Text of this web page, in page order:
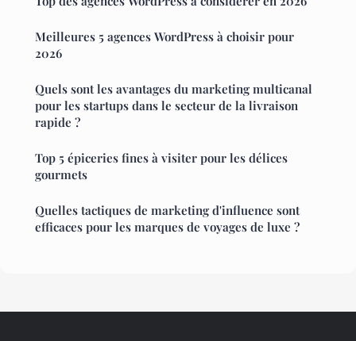
Meilleures 5 agences WordPress à choisir pour
2026
Quels sont les avantages du marketing multicanal
pour les startups dans le secteur de la livraison
rapide ?
Top 5 épiceries fines à visiter pour les délices
gourmets
Quelles tactiques de marketing d'influence sont
efficaces pour les marques de voyages de luxe ?